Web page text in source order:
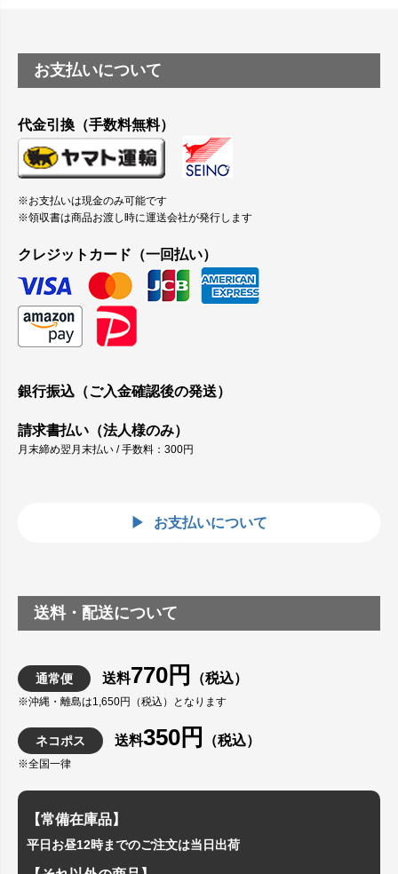
お支払いについて
代金引換（手数料無料）
※お支払いは現金のみ可能です
※領収書は商品お渡し時に運送会社が発行します
クレジットカード（一回払い）
銀行振込（ご入金確認後の発送）
請求書払い（法人様のみ）
月末締め翌月末払い / 手数料：300円
お支払いについて
送料・配送について
通常便 送料770円 （税込）
※沖縄・離島は1,650円（税込）となります
ネコポス 送料350円 （税込）
※全国一律
【常備在庫品】
平日お昼12時までのご注文は当日出荷